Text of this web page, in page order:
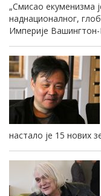
„Смисао екуменизма
наднационалног,
Империје
настало је 15 нових